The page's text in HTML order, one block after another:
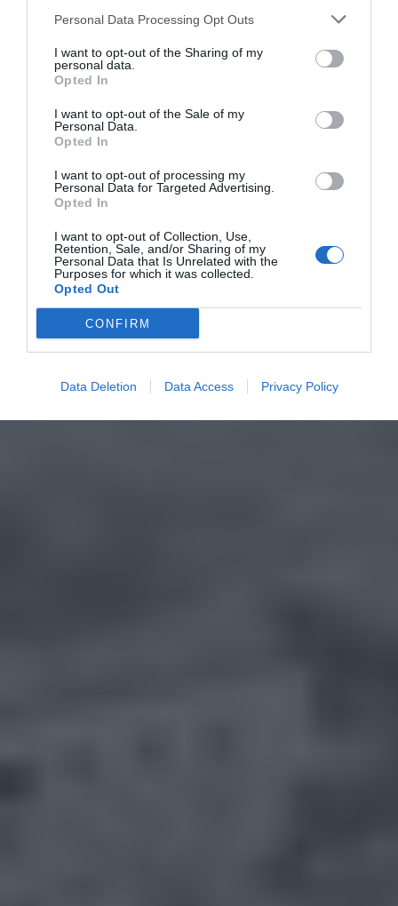
Personal Data Processing Opt Outs
I want to opt-out of the Sharing of my
personal data.
Opted In
I want to opt-out of the Sale of my
Personal Data.
Opted In
I want to opt-out of processing my
Personal Data for Targeted Advertising.
Opted In
I want to opt-out of Collection, Use,
Retention, Sale, and/or Sharing of my
Personal Data that Is Unrelated with the
Purposes for which it was collected.
Opted Out
CONFIRM
Data Deletion Data Access Privacy Policy